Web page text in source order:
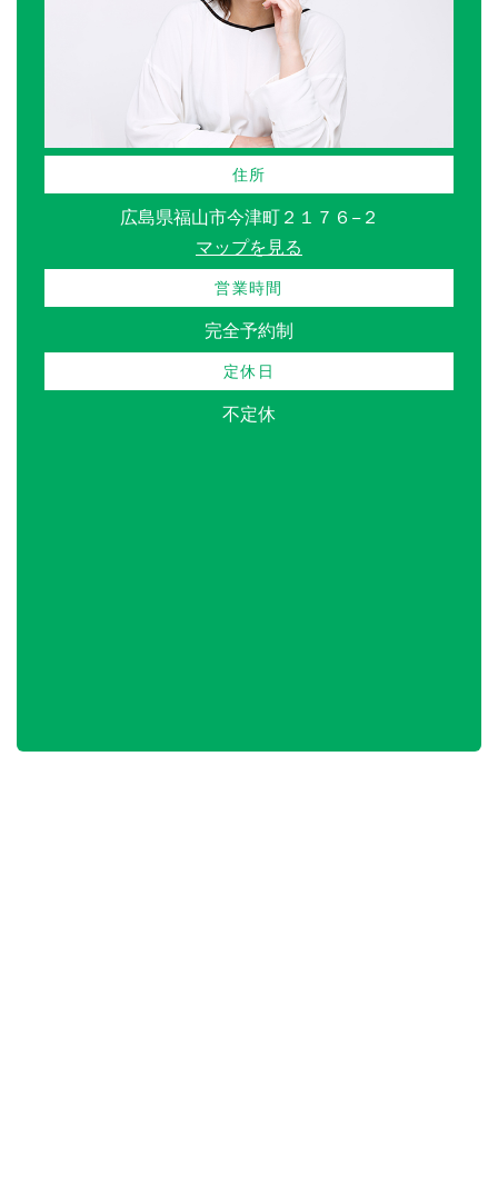
住所
広島県福山市今津町２１７６−２
マップを見る
営業時間
完全予約制
定休日
不定休